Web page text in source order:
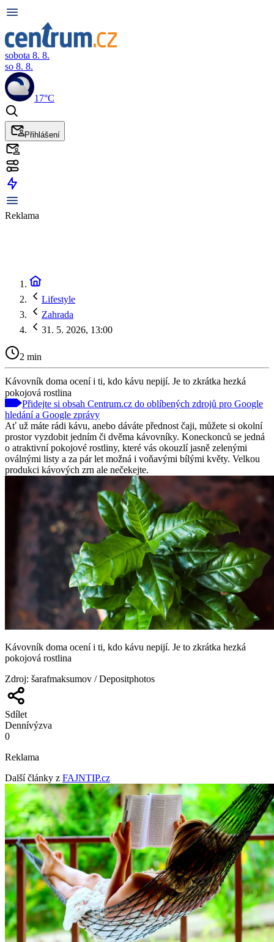
sobota 8. 8.
so 8. 8.
17°C
Přihlášení
Reklama
Lifestyle
Zahrada
31. 5. 2026, 13:00
2 min
Kávovník doma ocení i ti, kdo kávu nepijí. Je to zkrátka hezká
pokojová rostlina
Přidejte si obsah Centrum.cz do oblíbených zdrojů pro Google
hledání a Google zprávy
Ať už máte rádi kávu, anebo dáváte přednost čaji, můžete si okolní
prostor vyzdobit jedním či dvěma kávovníky. Koneckonců se jedná
o atraktivní pokojové rostliny, které vás okouzlí jasně zelenými
oválnými listy a za pár let možná i voňavými bílými květy. Velkou
produkci kávových zrn ale nečekejte.
Kávovník doma ocení i ti, kdo kávu nepijí. Je to zkrátka hezká
pokojová rostlina
Zdroj: šarafmaksumov / Depositphotos
Sdílet
Dennívýzva
0
Reklama
Další články z FAJNTIP.cz